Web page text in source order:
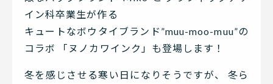
イン科卒業生が作る
キュートなボウタイブランド”muu-moo-muu”の
コラボ 「ヌノカワインク」も登場します！
冬を感じさせる寒い日になりそうですが、 冬ら